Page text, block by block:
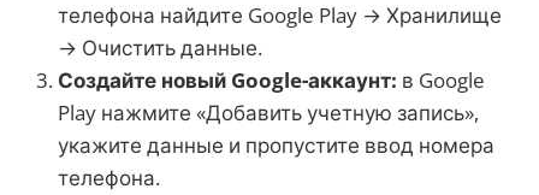
телефона найдите Google Play → Хранилище
→ Очистить данные.
Создайте новый Google-аккаунт: в Google
Play нажмите «Добавить учетную запись»,
укажите данные и пропустите ввод номера
телефона.